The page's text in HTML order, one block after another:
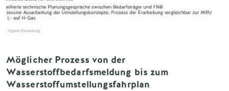
Möglicher Prozess von der
Wasserstoffbedarfsmeldung bis zum
Wasserstoffumstellungsfahrplan